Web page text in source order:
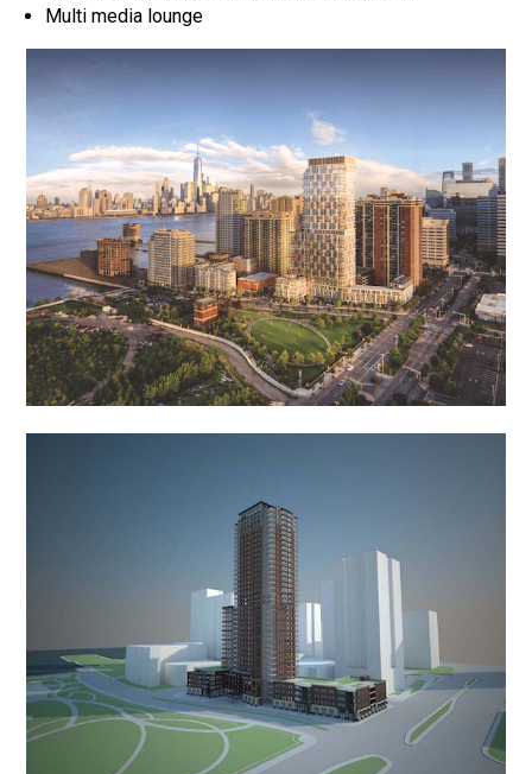
Multi media lounge